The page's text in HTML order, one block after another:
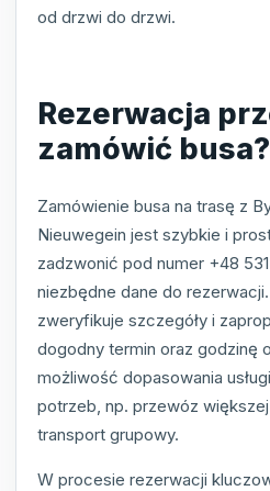
od drzwi do drzwi.
Rezerwacja
zamówić busa?
Zamówienie busa na trasę z
Nieuwegein jest szybkie i
zadzwonić pod numer +48
niezbędne dane do
zweryfikuje szczegóły i
dogodny termin oraz godzinę
możliwość dopasowania
potrzeb, np. przewóz
transport grupowy.
W procesie rezerwacji